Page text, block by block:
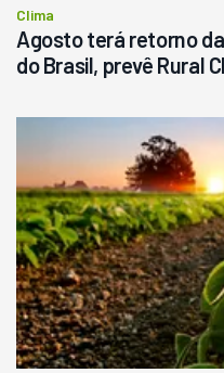
Clima
Agosto terá retorno
do Brasil, prevê Rural